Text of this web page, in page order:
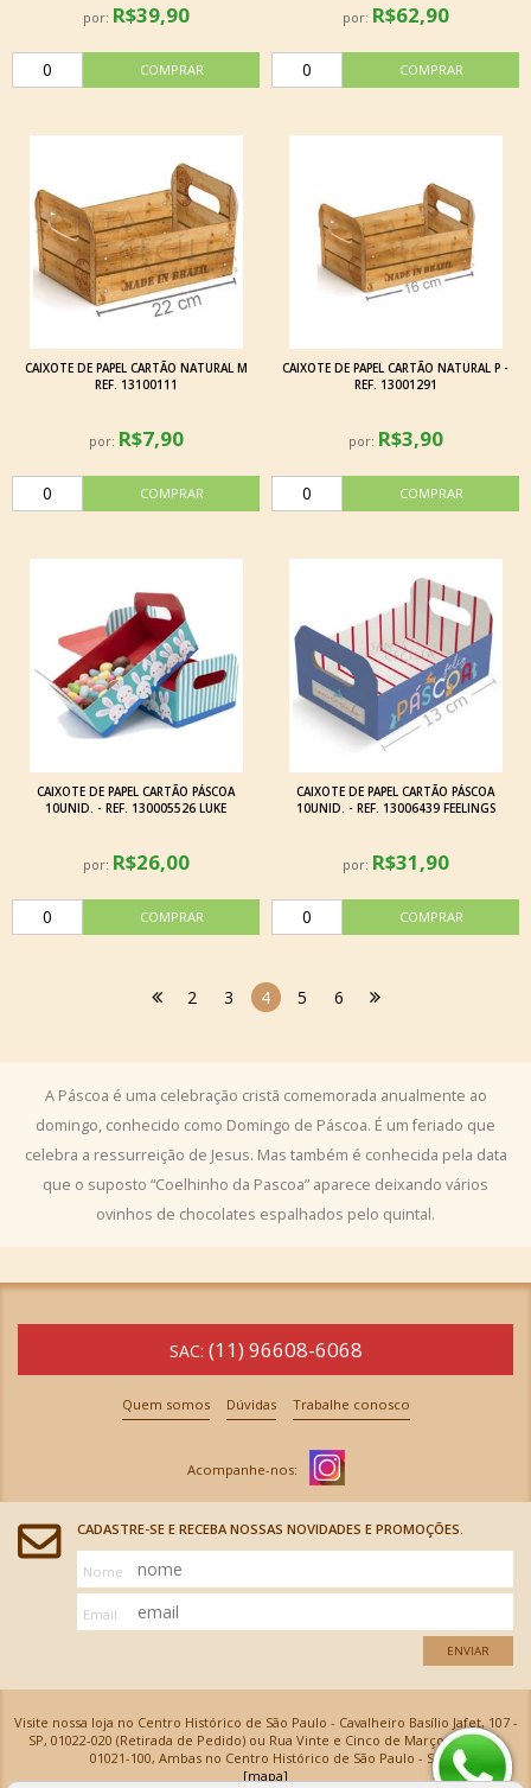
por: R$39,90 por: R$62,90
CAIXOTE DE PAPEL CARTÃO NATURAL M
REF. 13100111
por: R$7,90
CAIXOTE DE PAPEL CARTÃO NATURAL P -
REF. 13001291
por: R$3,90
CAIXOTE DE PAPEL CARTÃO PÁSCOA
10UNID. - REF. 130005526 LUKE
por: R$26,00
CAIXOTE DE PAPEL CARTÃO PÁSCOA
10UNID. - REF. 13006439 FEELINGS
por: R$31,90
2 3 4 5 6
A Páscoa é uma celebração cristã comemorada anualmente ao
domingo, conhecido como Domingo de Páscoa. É um feriado que
celebra a ressurreição de Jesus. Mas também é conhecida pela data
que o suposto “Coelhinho da Pascoa” aparece deixando vários
ovinhos de chocolates espalhados pelo quintal.
SAC: (11) 96608-6068
Quem somos Dúvidas Trabalhe conosco
CADASTRE-SE E RECEBA NOSSAS NOVIDADES E PROMOÇÕES.
Nome
Email
ENVIAR
Visite nossa loja no Centro Histórico de São Paulo - Cavalheiro Basílio Jafet, 107 -
SP, 01022-020 (Retirada de Pedido) ou Rua Vinte e Cinco de Março, 576 - SP,
01021-100, Ambas no Centro Histórico de São Paulo - SP
[mapa]